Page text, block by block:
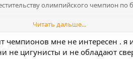
олимпийского чемпион по
Читать дальше...
мне не интересен . я
не цигунисты и не обладают